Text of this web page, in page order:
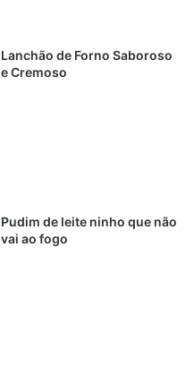
Lanchão de Forno Saboroso
e Cremoso
Pudim de leite ninho que não
vai ao fogo